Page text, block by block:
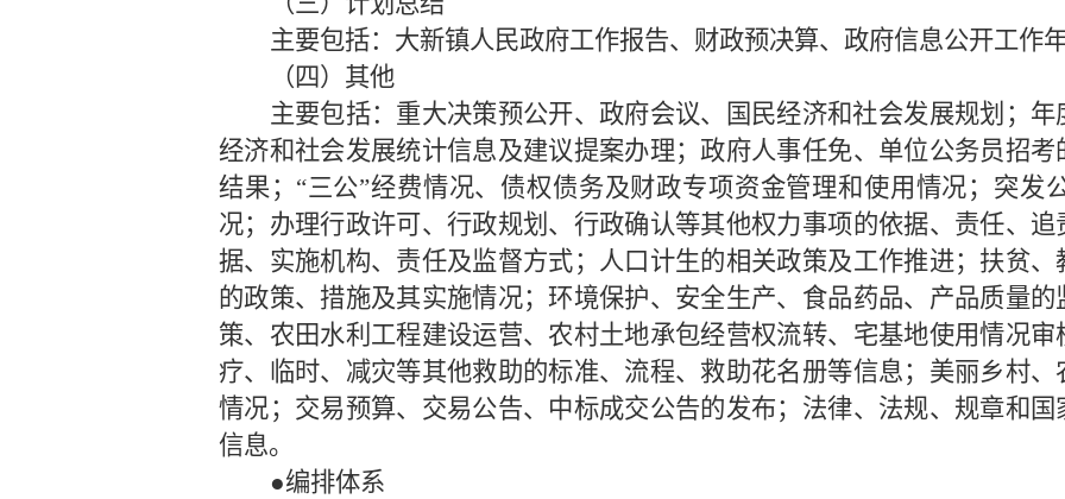
主要包括：大新镇人民政府工作报告、财政预决算、政府信息公开工作年
（四）其他
主要包括：重大决策预公开、政府会议、国民经济和社会发展规划；年
经济和社会发展统计信息及建议提案办理；政府人事任免、单位公务员招
结果； “三公”经费情况、债权债务及财政专项资金管理和使用情况；突发
况；办理行政许可、行政规划、行政确认等其他权力事项的依据、责任、
据、实施机构、责任及监督方式；人口计生的相关政策及工作推进；扶贫
的政策、措施及其实施情况；环境保护、安全生产、食品药品、产品质量
策、农田水利工程建设运营、农村土地承包经营权流转、宅基地使用情况
疗、临时、减灾等其他救助的标准、流程、救助花名册等信息；美丽乡村
情况；交易预算、交易公告、中标成交公告的发布；法律、法规、规章和
信息。
●编排体系